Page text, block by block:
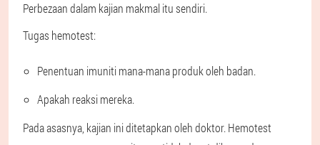
Perbezaan dalam kajian makmal itu sendiri.
Tugas hemotest:
Penentuan imuniti mana-mana produk oleh badan.
Apakah reaksi mereka.
Pada asasnya, kajian ini ditetapkan oleh doktor. Hemotest